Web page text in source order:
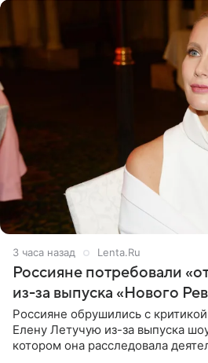
3 часа назад Lenta.Ru
Россияне потребовали
из-за выпуска «Нового
Россияне обрушились с
Елену Летучую из-за выпуска
котором она расследовала